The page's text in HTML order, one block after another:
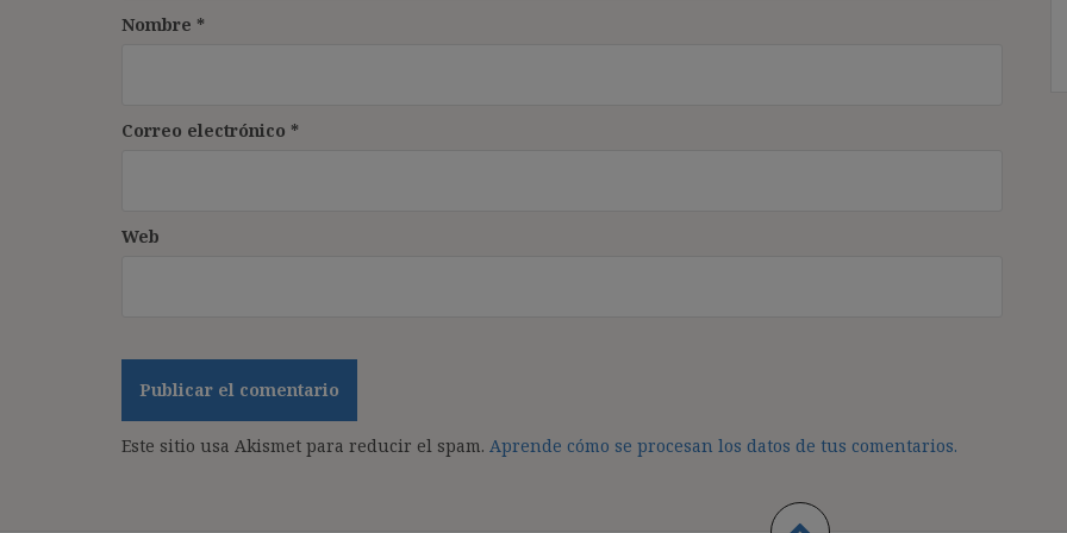
Nombre *
Correo electrónico *
Web
Este sitio usa Akismet para reducir el spam. Aprende cómo se procesan los datos de tus comentarios.